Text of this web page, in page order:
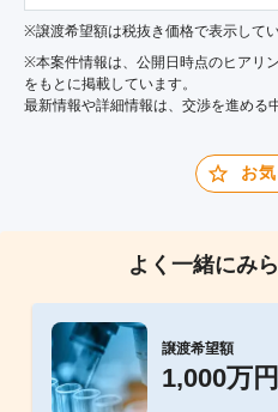
※譲渡希望額は税抜き価格で表示してい
※本案件情報は、公開日時点のヒアリ
をもとに掲載しています。
最新情報や詳細情報は、交渉を進める
お
よく一緒にみ
譲渡希望額
1,000万円